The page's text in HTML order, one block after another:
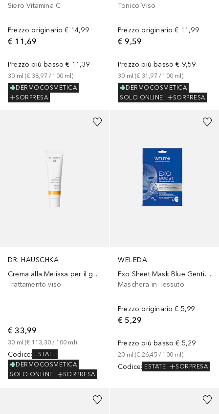
Siero Vitamina C
Prezzo originario € 14,99
€ 11,69
Prezzo più basso € 11,39
30 ml (€ 38,97 / 100 ml)
DERMOCOSMETICA
SORPRESA
Tonico Viso
Prezzo originario € 11,99
€ 9,59
Prezzo più basso € 9,59
30 ml (€ 31,97 / 100 ml)
DERMOCOSMETICA
SOLO ONLINE
SORPRESA
DR. HAUSCHKA
Crema alla Melissa per il giorno
Trattamento viso
€ 33,99
30 ml (€ 113,30 / 100 ml)
Codice: ESTATE
DERMOCOSMETICA
SOLO ONLINE
SORPRESA
WELEDA
Exo Sheet Mask Blue Gentian
Maschera in Tessuto
Prezzo originario € 5,99
€ 5,29
Prezzo più basso € 5,29
20 ml (€ 26,45 / 100 ml)
Codice: ESTATE SORPRESA